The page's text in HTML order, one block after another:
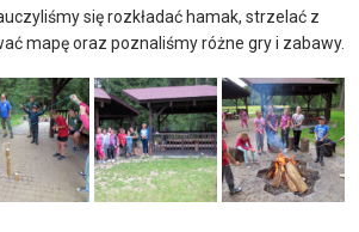
się rozkładać hamak, strzelać z
mapę oraz poznaliśmy różne gry i zabawy.